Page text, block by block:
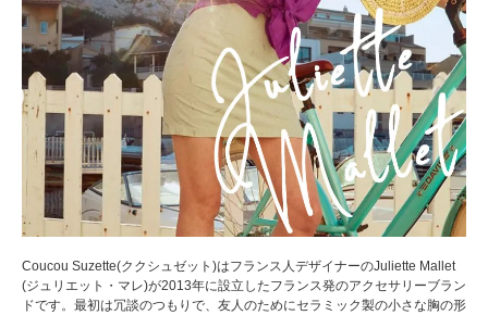
Coucou Suzette(ククシュゼット)はフランス人デザイナーのJuliette Mallet
(ジュリエット・マレ)が2013年に設立したフランス発のアクセサリーブラン
ドです。最初は冗談のつもりで、友人のためにセラミック製の小さな胸の形